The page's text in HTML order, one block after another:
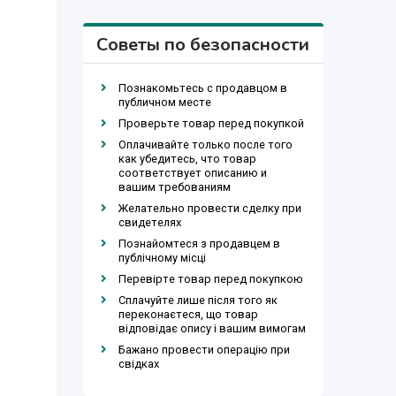
Советы по безопасности
Познакомьтесь с продавцом в
публичном месте
Проверьте товар перед покупкой
Оплачивайте только после того
как убедитесь, что товар
соответствует описанию и
вашим требованиям
Желательно провести сделку при
свидетелях
Познайомтеся з продавцем в
публічному місці
Перевірте товар перед покупкою
Сплачуйте лише після того як
переконаєтеся, що товар
відповідає опису і вашим вимогам
Бажано провести операцію при
свідках